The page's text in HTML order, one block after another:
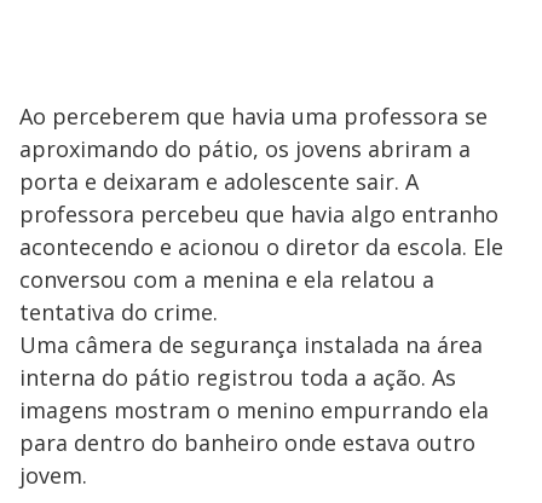
Ao perceberem que havia uma professora se
aproximando do pátio, os jovens abriram a
porta e deixaram e adolescente sair. A
professora percebeu que havia algo entranho
acontecendo e acionou o diretor da escola. Ele
conversou com a menina e ela relatou a
tentativa do crime.
Uma câmera de segurança instalada na área
interna do pátio registrou toda a ação. As
imagens mostram o menino empurrando ela
para dentro do banheiro onde estava outro
jovem.